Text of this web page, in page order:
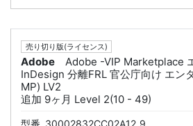
売り切り版(ライセンス)
Adobe
Adobe -VIP Marketplace
InDesign 分離FRL 官公庁向け エン
MP) LV2
追加 9ヶ月 Level 2(10 - 49)